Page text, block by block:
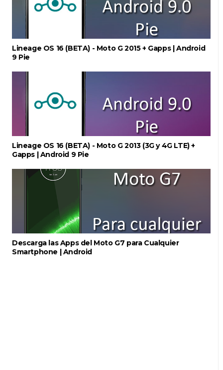
Lineage OS 16 (BETA) - Moto G 2015 + Gapps | Android
9 Pie
Lineage OS 16 (BETA) - Moto G 2013 (3G y 4G LTE) +
Gapps | Android 9 Pie
Descarga las Apps del Moto G7 para Cualquier
Smartphone | Android